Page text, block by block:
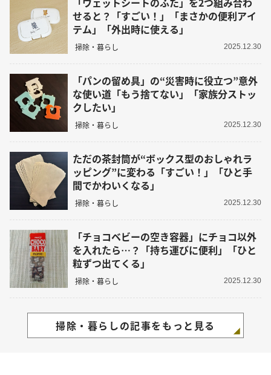
せると？「すごい！」「まさかの便利アイ
テム」「外出時に使える」
掃除・暮らし 2025.12.30
「パンの留め具」の“災害時に役立つ”意外
な使い道「もう捨てない」「家族分ストッ
クしたい」
掃除・暮らし 2025.12.30
ただの茶封筒が“ボックス型のおしゃれラ
ッピング”に変わる「すごい！」「ひと手
間でかわいくなる」
掃除・暮らし 2025.12.30
「チョコベビーの空き容器」にチョコ以外
を入れたら…？「持ち運びに便利」「ひと
粒ずつ出てくる」
掃除・暮らし 2025.12.30
掃除・暮らしの記事をもっと見る